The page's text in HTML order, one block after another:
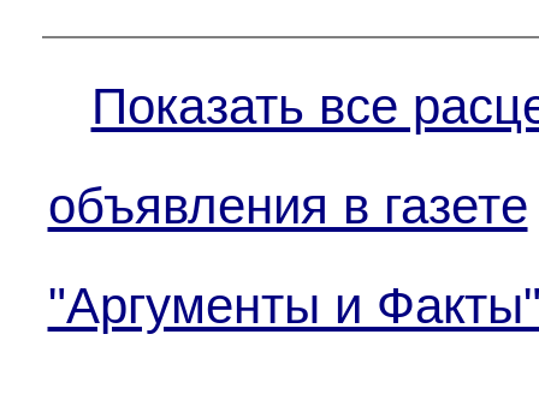
Показать все
объявления в газете
"Аргументы и